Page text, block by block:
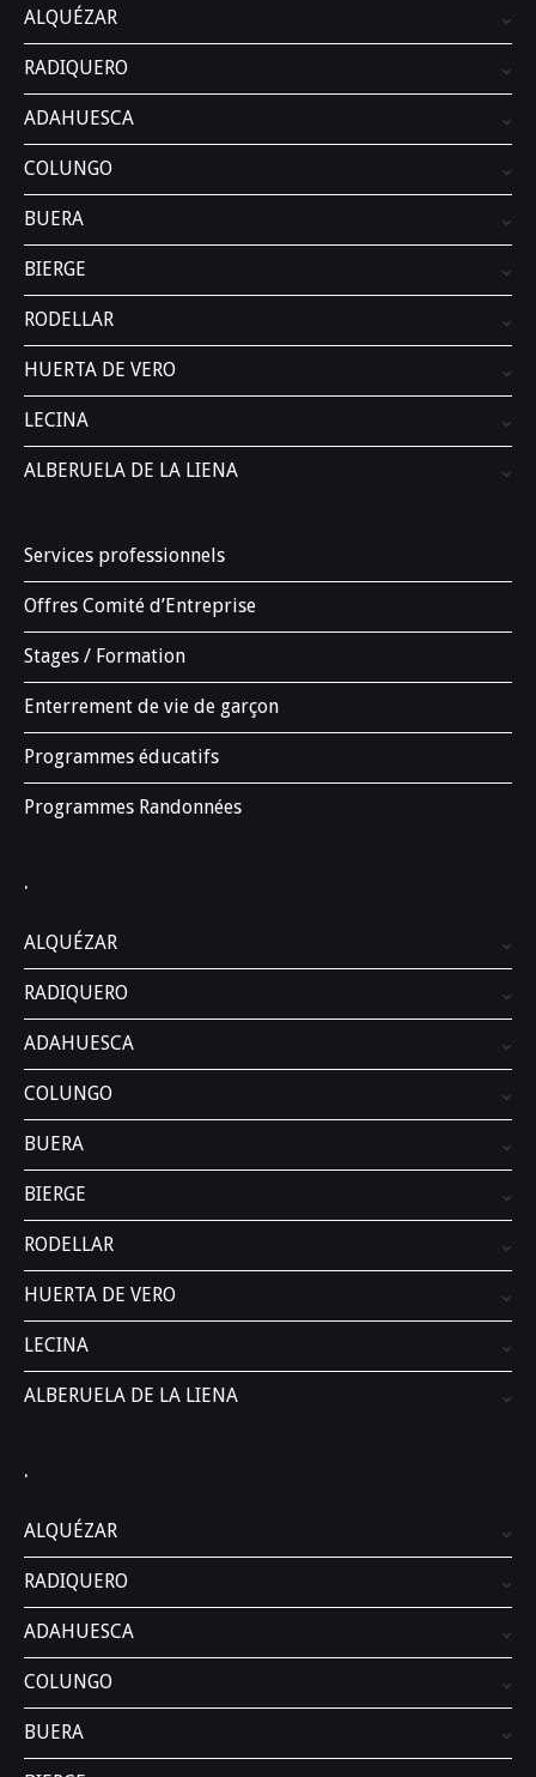
ALQUÉZAR
RADIQUERO
ADAHUESCA
COLUNGO
BUERA
BIERGE
RODELLAR
HUERTA DE VERO
LECINA
ALBERUELA DE LA LIENA
Services professionnels
Offres Comité d’Entreprise
Stages / Formation
Enterrement de vie de garçon
Programmes éducatifs
Programmes Randonnées
.
ALQUÉZAR
RADIQUERO
ADAHUESCA
COLUNGO
BUERA
BIERGE
RODELLAR
HUERTA DE VERO
LECINA
ALBERUELA DE LA LIENA
.
ALQUÉZAR
RADIQUERO
ADAHUESCA
COLUNGO
BUERA